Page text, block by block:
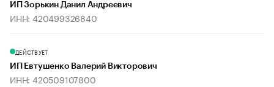
ИП Зорькин Данил Андреевич
ИНН: 420499326840
ДЕЙСТВУЕТ
ИП Евтушенко Валерий Викторович
ИНН: 420509107800